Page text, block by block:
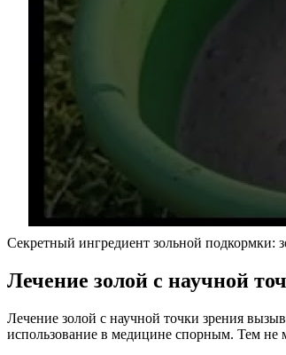
Секретный ингредиент зольной подкормки:
Лечение золой с научной
Лечение золой с научной точки зрения
использование в медицине спорным. Тем не